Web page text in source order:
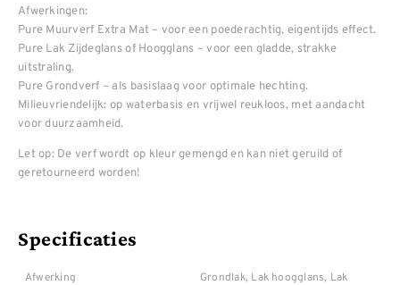
Afwerkingen:
Pure Muurverf Extra Mat – voor een poederachtig, eigentijds effect.
Pure Lak Zijdeglans of Hoogglans – voor een gladde, strakke
uitstraling.
Pure Grondverf – als basislaag voor optimale hechting.
Milieuvriendelijk: op waterbasis en vrijwel reukloos, met aandacht
voor duurzaamheid.
Let op: De verf wordt op kleur gemengd en kan niet geruild of
geretourneerd worden!
Specificaties
Afwerking
Grondlak, Lak hoogglans, Lak